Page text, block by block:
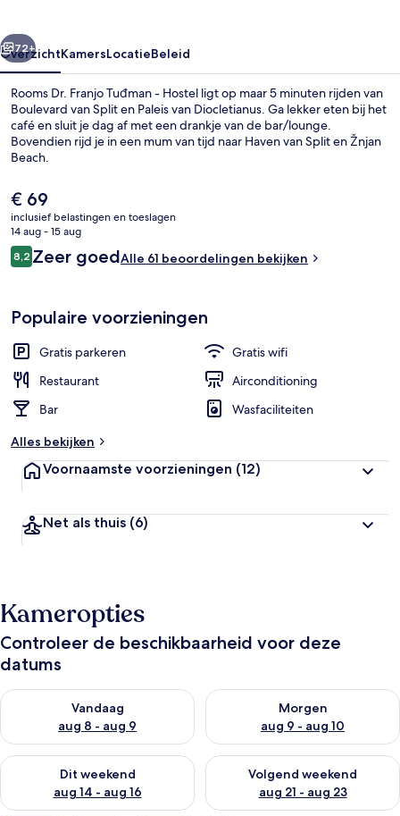
Volgende
72+
OverzichtKamersLocatieBeleid
Rooms Dr. Franjo Tuđman - Hostel ligt op maar 5 minuten rijden van
Boulevard van Split en Paleis van Diocletianus. Ga lekker eten bij het
café en sluit je dag af met een drankje van de bar/lounge.
Bovendien rijd je in een mum van tijd naar Haven van Split en Žnjan
Beach.
De
huidige
prijs
is
€ 69
€ 69
inclusief belastingen en toeslagen
14 aug - 15 aug
Beoordelingen
8,28,2 op 10 –
Zeer goedAlle 61 beoordelingen bekijken
Populaire voorzieningen
Gratis parkeren
Gratis wifi
Restaurant
Airconditioning
Bar
Wasfaciliteiten
Alles bekijken
Voornaamste voorzieningen (12)
Net als thuis (6)
Kameropties
Controleer de beschikbaarheid voor deze
datums
Vandaag
aug 8 - aug 9
De beschikbaarheid controleren voor vanavond aug 8 - aug 9
Morgen
aug 9 - aug 10
De beschikbaarheid
Dit weekend
aug 14 - aug 16
De beschikbaarheid controleren voor dit weekend aug 14 -
Volgend weekend
aug 21 - aug 23
De beschikbaarheid